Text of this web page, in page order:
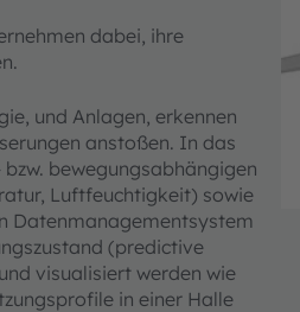
dabei, ihre
und Anlagen, erkennen
anstoßen. In das
bewegungsabhängigen
Luftfeuchtigkeit) sowie
Datenmanagementsystem
(predictive
visualisiert werden wie
in einer Halle